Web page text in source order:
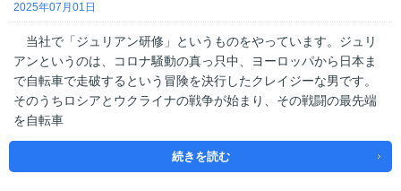
2025年07月01日
当社で「ジュリアン研修」というものをやっています。ジュリ
アンというのは、コロナ騒動の真っ只中、ヨーロッパから日本ま
で自転車で走破するという冒険を決行したクレイジーな男です。
そのうちロシアとウクライナの戦争が始まり、その戦闘の最先端
を自転車
続きを読む